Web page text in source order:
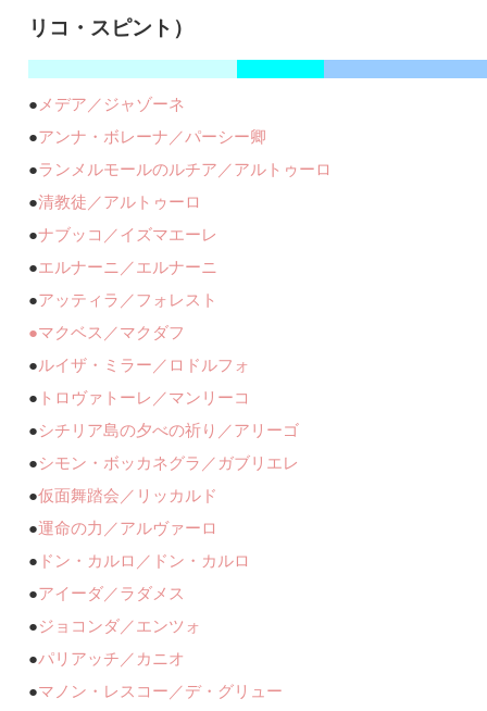
リコ・スピント）
● メデア／ジャゾーネ
●アンナ・ボレーナ／パーシー卿
●ランメルモールのルチア／アルトゥーロ
●清教徒／アルトゥーロ
●ナブッコ／イズマエーレ
●エルナーニ／エルナーニ
●アッティラ／フォレスト
●マクベス／マクダフ
●ルイザ・ミラー／ロドルフォ
● トロヴァトーレ／マンリーコ
●シチリア島の夕べの祈り／アリーゴ
●シモン・ボッカネグラ／ガブリエレ
●仮面舞踏会／リッカルド
●運命の力／アルヴァーロ
● ドン・カルロ／ドン・カルロ
●アイーダ／ラダメス
●ジョコンダ／エンツォ
●パリアッチ／カニオ
●マノン・レスコー／デ・グリュー